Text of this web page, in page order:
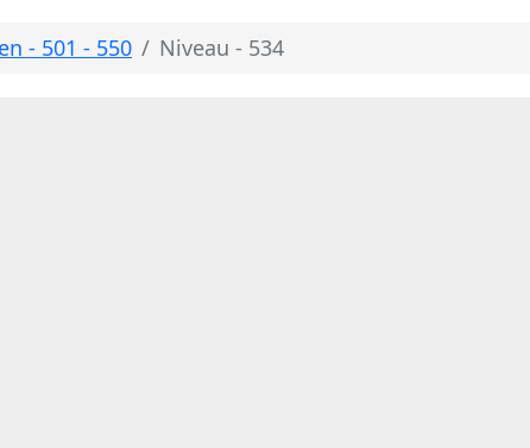
- 501 - 550 Niveau - 534